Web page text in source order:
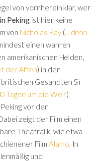
von vornherein klar, wer
Peking ist hier keine
von Nicholas Ray(... denn
einen wahren
amerikanischen Helden,
der Affen) in den
Gesandten Sir
Tagen um die Welt)
vor den
zeigt der Film einen
Theatralik, wie etwa
Film Alamo . In
und